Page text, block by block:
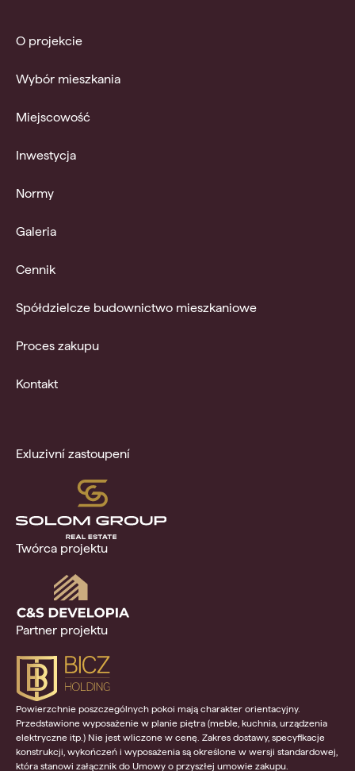
O projekcie
Wybór mieszkania
Miejscowość
Inwestycja
Normy
Galeria
Cennik
Spółdzielcze budownictwo mieszkaniowe
Proces zakupu
Kontakt
Exluzivní zastoupení
Twórca projektu
Partner projektu
Powierzchnie poszczególnych pokoi mają charakter orientacyjny.
Przedstawione wyposażenie w planie piętra (meble, kuchnia, urządzenia
elektryczne itp.) Nie jest wliczone w cenę. Zakres dostawy, specyfikacje
konstrukcji, wykończeń i wyposażenia są określone w wersji standardowej,
która stanowi załącznik do Umowy o przyszłej umowie zakupu.